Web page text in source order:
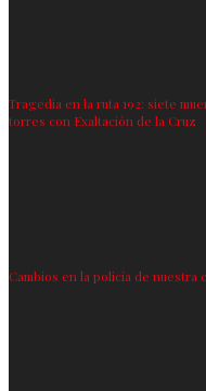
Tragedia en la ruta 192: siete
torres con Exaltación de la Cruz
Cambios en la policía de nuestra